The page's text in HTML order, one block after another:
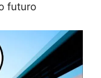
futuro